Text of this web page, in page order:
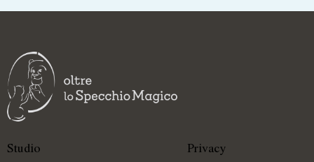
Studio Privacy